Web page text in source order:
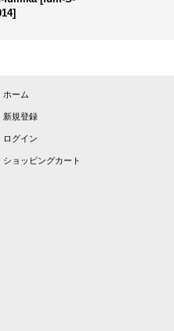
]
ホーム
新規登録
ログイン
ショッピングカート